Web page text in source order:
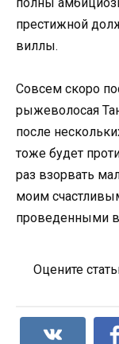
престижной
виллы.
Совсем скоро
рыжеволосая
после
тоже будет
раз взорвать
моим
проведенными
Оцените